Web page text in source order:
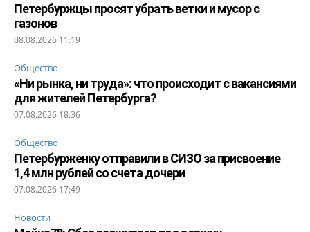
Петербуржцы просят убрать ветки и мусор с
газонов
08.08.2026 11:19
Общество
«Ни рынка, ни труда»: что происходит с вакансиями
для жителей Петербурга?
07.08.2026 18:36
Общество
Петербурженку отправили в СИЗО за присвоение
1,4 млн рублей со счета дочери
07.08.2026 17:49
Новости